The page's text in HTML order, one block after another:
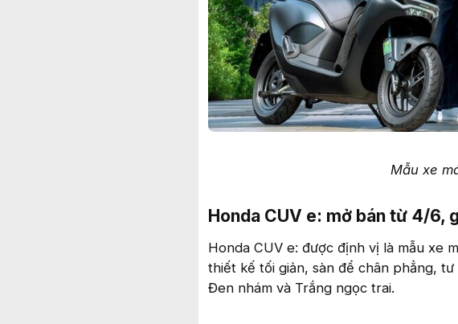
Mẫu xe
Honda CUV e: mở bán từ 4/6,
Honda CUV e: được định vị là mẫu xe
thiết kế tối giản, sàn để chân phẳng,
Đen nhám và Trắng ngọc trai.